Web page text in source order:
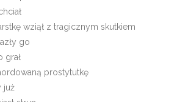
wziął z tragicznym skutkiem
go
grał
prostytutkę
już